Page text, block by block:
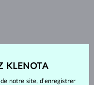
KLENOTA
notre site, d’enregistrer